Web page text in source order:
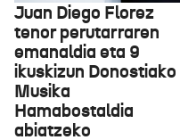
Juan Diego Florez
tenor perutarraren
emanaldia eta 9
ikuskizun Donostiako
Musika
Hamabostaldia
abiatzeko